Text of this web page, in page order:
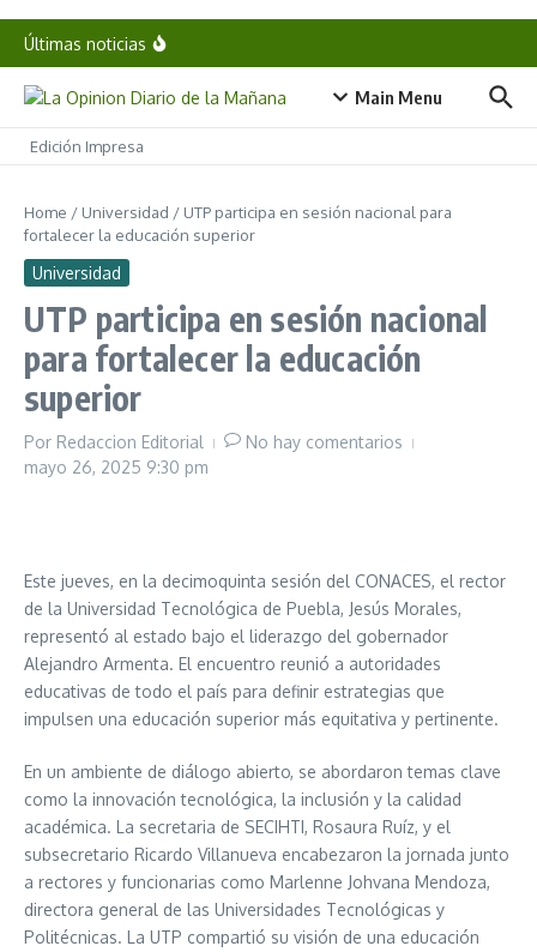
Saltar al contenido
Últimas noticias
histórico?
Barker tras sobrevivir a trágico accidente
Presenta Pepe Chedraui la Gala de Estrellas “Elisa
Main Menu
Edición Impresa
Home / Universidad / UTP participa en sesión nacional para
fortalecer la educación superior
Universidad
UTP participa en sesión nacional
para fortalecer la educación
superior
Por Redaccion Editorial
No hay comentarios
mayo 26, 2025 9:30 pm
Este jueves, en la decimoquinta sesión del CONACES, el rector
de la Universidad Tecnológica de Puebla, Jesús Morales,
representó al estado bajo el liderazgo del gobernador
Alejandro Armenta. El encuentro reunió a autoridades
educativas de todo el país para definir estrategias que
impulsen una educación superior más equitativa y pertinente.
En un ambiente de diálogo abierto, se abordaron temas clave
como la innovación tecnológica, la inclusión y la calidad
académica. La secretaria de SECIHTI, Rosaura Ruíz, y el
subsecretario Ricardo Villanueva encabezaron la jornada junto
a rectores y funcionarias como Marlenne Johvana Mendoza,
directora general de las Universidades Tecnológicas y
Politécnicas. La UTP compartió su visión de una educación